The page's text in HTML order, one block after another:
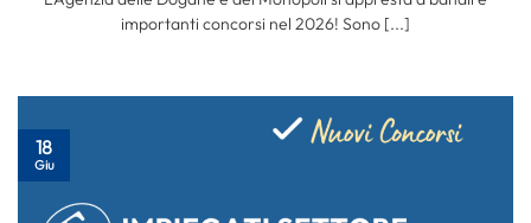
importanti concorsi nel 2026! Sono [...]
18
Giu